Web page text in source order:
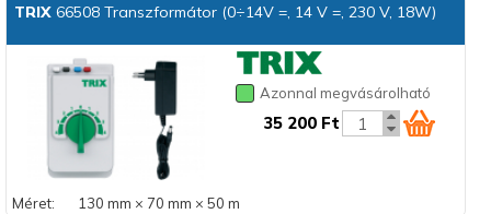
TRIX66508 Transzformátor (0÷14V =, 14 V =, 230 V, 18W)
Azonnal megvásárolható
35 200 Ft
Méret: 130 mm × 70 mm × 50 m